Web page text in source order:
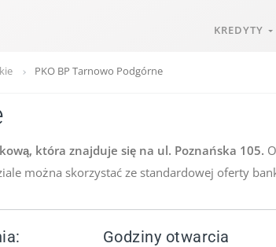
KREDYTY
PKO BP Tarnowo Podgórne
która znajduje się na ul. Poznańska 105.
można skorzystać ze standardowej oferty
Godziny otwarcia